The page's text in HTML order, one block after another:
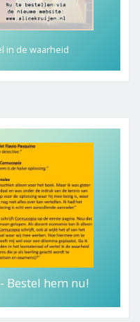
in de waarheid
Bestel hem nu!